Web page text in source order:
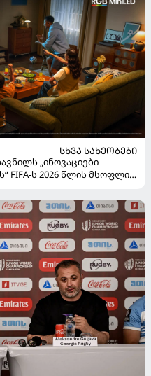
ᲡᲮᲕᲐ ᲡᲐᲮᲔᲝᲑᲔᲑᲘ
„ინოვაციები
FIFA-ს 2026 წლის მსოფლიო